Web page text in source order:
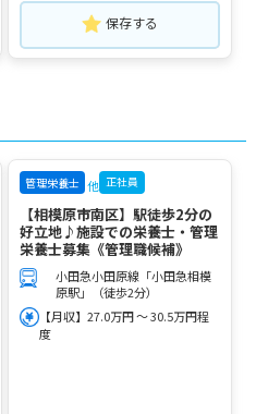
保存する
管理栄養士 他 正社員
【相模原市南区】駅徒歩2分の
好立地♪施設での栄養士・管理
栄養士募集《管理職候補》
小田急小田原線「小田急相模
原駅」（徒歩2分）
【月収】27.0万円 ～ 30.5万円程
度